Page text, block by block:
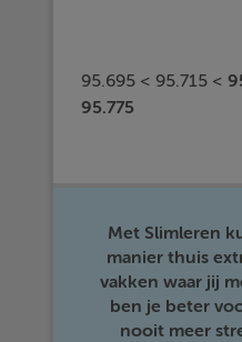
95.695 < 95.715 <
95.775
Met Slimleren
manier thuis
vakken waar jij
ben je beter
nooit meer